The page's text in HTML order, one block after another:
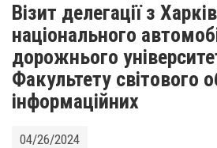
Візит делегації з
національного
дорожнього
Факультету світового
інформаційних
04/26/2024